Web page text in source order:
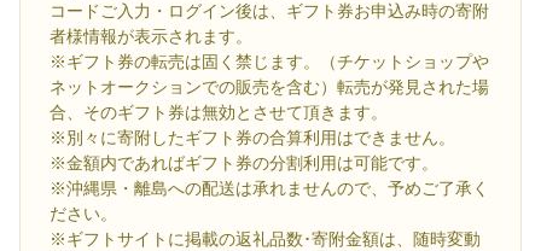
コードご入力・ログイン後は、ギフト券お申込み時の寄附
者様情報が表示されます。
※ギフト券の転売は固く禁じます。（チケットショップや
ネットオークションでの販売を含む）転売が発見された場
合、そのギフト券は無効とさせて頂きます。
※別々に寄附したギフト券の合算利用はできません。
※金額内であればギフト券の分割利用は可能です。
※沖縄県・離島への配送は承れませんので、予めご了承く
ださい。
※ギフトサイトに掲載の返礼品数･寄附金額は、随時変動